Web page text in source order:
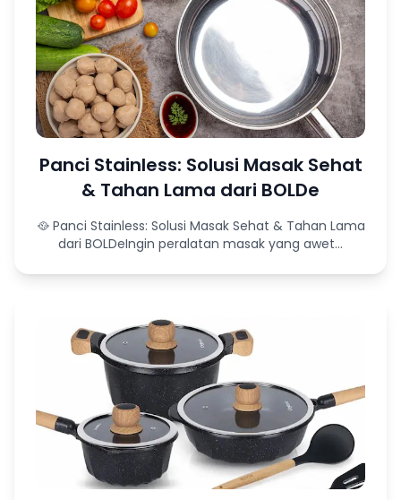
Panci Stainless: Solusi Masak Sehat
& Tahan Lama dari BOLDe
🥘 Panci Stainless: Solusi Masak Sehat & Tahan Lama
dari BOLDeIngin peralatan masak yang awet...